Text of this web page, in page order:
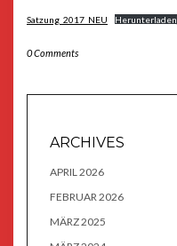
Satzung_2017_NEU Herunterladen
0 Comments
ARCHIVES
APRIL 2026
FEBRUAR 2026
MÄRZ 2025